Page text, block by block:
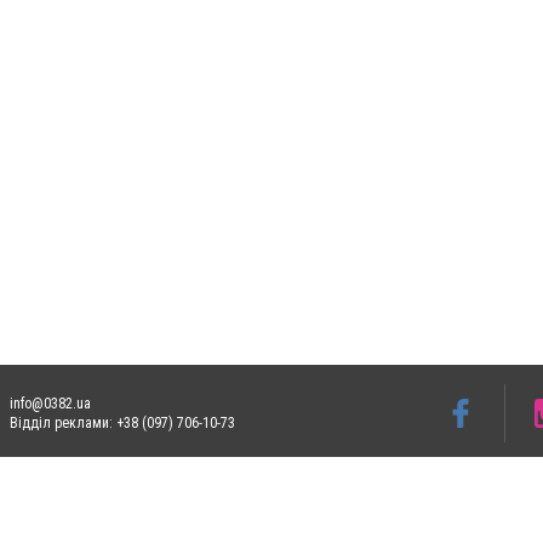
info@0382.ua
Відділ реклами: +38 (097) 706-10-73